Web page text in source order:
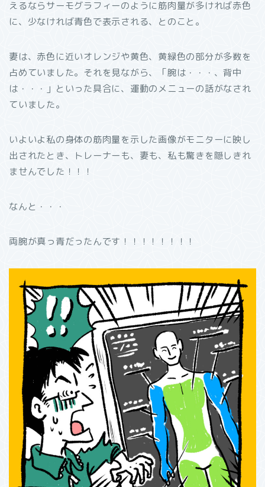
えるならサーモグラフィーのように筋肉量が多ければ赤色
に、少なければ青色で表示される、とのこと。
妻は、赤色に近いオレンジや黄色、黄緑色の部分が多数を
占めていました。それを見ながら、「腕は・・・、背中
は・・・」といった具合に、運動のメニューの話がなされ
ていました。
いよいよ私の身体の筋肉量を示した画像がモニターに映し
出されたとき、トレーナーも、妻も、私も驚きを隠しきれ
ませんでした！！！
なんと・・・
両腕が真っ青だったんです！！！！！！！！